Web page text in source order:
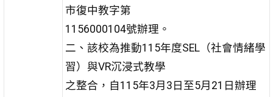
市復中教字第
1156000104號辦理。
二、該校為推動115年度SEL（社會情緒學
習）與VR沉浸式教學
之整合，自115年3月3日至5月21日辦理